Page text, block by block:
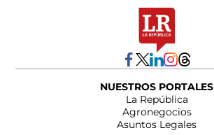
NUESTROS PORTALES
La República
Agronegocios
Asuntos Legales